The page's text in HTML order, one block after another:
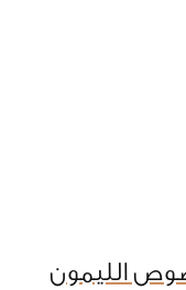
الليمون